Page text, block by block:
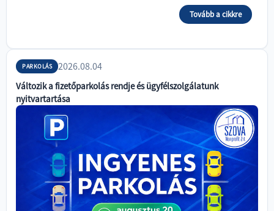
Tovább a cikkre
PARKOLÁS 2026.08.04
Változik a fizetőparkolás rendje és ügyfélszolgálatunk
nyitvartartása